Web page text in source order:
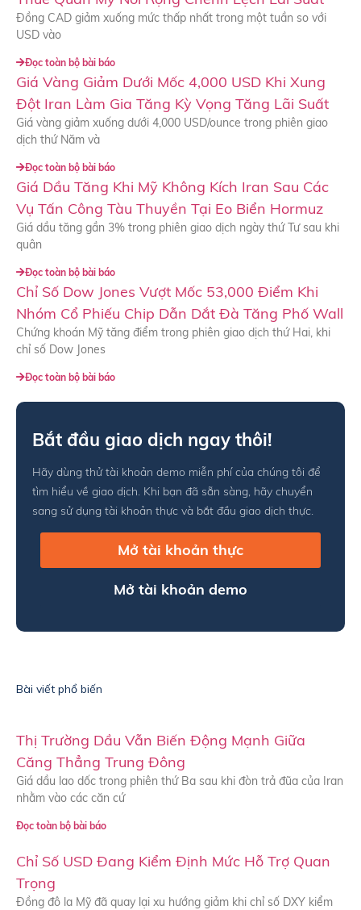
Đồng CAD giảm xuống mức thấp nhất trong một tuần so với
USD vào
Đọc toàn bộ bài báo
Giá Vàng Giảm Dưới Mốc 4,000 USD Khi Xung
Đột Iran Làm Gia Tăng Kỳ Vọng Tăng Lãi Suất
Giá vàng giảm xuống dưới 4,000 USD/ounce trong phiên giao
dịch thứ Năm và
Đọc toàn bộ bài báo
Giá Dầu Tăng Khi Mỹ Không Kích Iran Sau Các
Vụ Tấn Công Tàu Thuyền Tại Eo Biển Hormuz
Giá dầu tăng gần 3% trong phiên giao dịch ngày thứ Tư sau khi
quân
Đọc toàn bộ bài báo
Chỉ Số Dow Jones Vượt Mốc 53,000 Điểm Khi
Nhóm Cổ Phiếu Chip Dẫn Dắt Đà Tăng Phố Wall
Chứng khoán Mỹ tăng điểm trong phiên giao dịch thứ Hai, khi
chỉ số Dow Jones
Đọc toàn bộ bài báo
Bắt đầu giao dịch ngay thôi!
Hãy dùng thử tài khoản demo miễn phí của chúng tôi để
tìm hiểu về giao dịch. Khi bạn đã sẵn sàng, hãy chuyển
sang sử dụng tài khoản thực và bắt đầu giao dịch thực.
Mở tài khoản thực
Mở tài khoản demo
Bài viết phổ biến
Thị Trường Dầu Vẫn Biến Động Mạnh Giữa
Căng Thẳng Trung Đông
Giá dầu lao dốc trong phiên thứ Ba sau khi đòn trả đũa của Iran
nhằm vào các căn cứ
Đọc toàn bộ bài báo
Chỉ Số USD Đang Kiểm Định Mức Hỗ Trợ Quan
Trọng
Đồng đô la Mỹ đã quay lại xu hướng giảm khi chỉ số DXY kiểm